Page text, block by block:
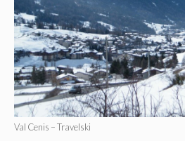
Val Cenis – Travelski